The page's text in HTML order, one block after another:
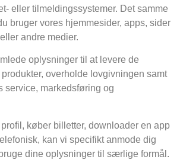
eller tilmeldingssystemer. Det samme
bruger vores hjemmesider, apps, sider
andre medier.
oplysninger til at levere de
overholde lovgivningen samt
service, markedsføring og
køber billetter, downloader en app
kan vi specifikt anmode dig
dine oplysninger til særlige formål.